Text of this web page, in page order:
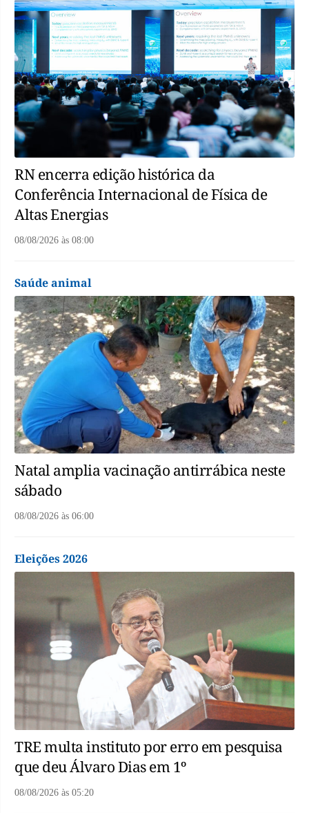
RN encerra edição histórica da
Conferência Internacional de Física de
Altas Energias
08/08/2026 às 08:00
Saúde animal
Natal amplia vacinação antirrábica neste
sábado
08/08/2026 às 06:00
Eleições 2026
TRE multa instituto por erro em pesquisa
que deu Álvaro Dias em 1º
08/08/2026 às 05:20